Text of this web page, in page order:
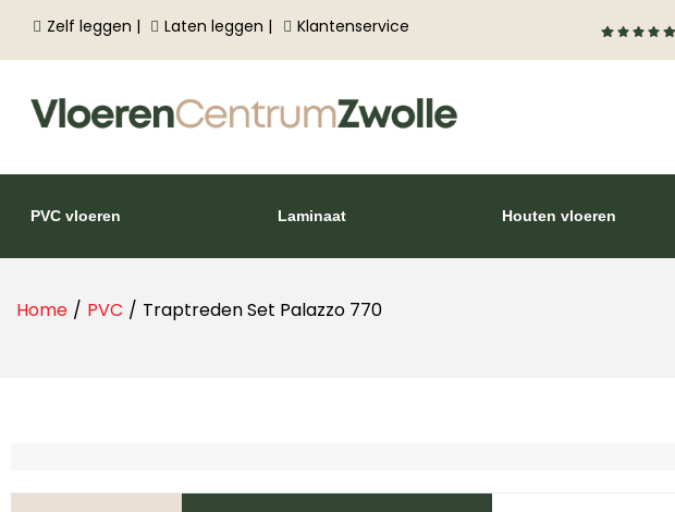
Zelf leggen | Laten leggen | Klantenservice
PVC vloeren Laminaat Houten vloeren
Home / PVC / Traptreden Set Palazzo 770